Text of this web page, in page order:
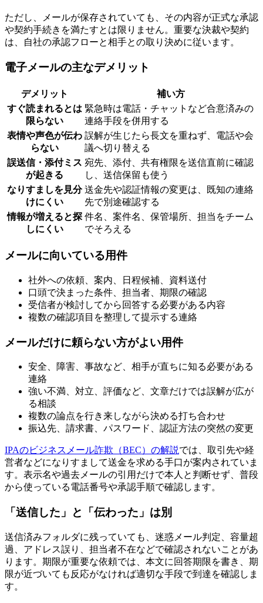
ただし、メールが保存されていても、その内容が正式な承認
や契約手続きを満たすとは限りません。重要な決裁や契約
は、自社の承認フローと相手との取り決めに従います。
電子メールの主なデメリット
デメリット
補い方
すぐ読まれるとは
限らない
緊急時は電話・チャットなど合意済みの
連絡手段を併用する
表情や声色が伝わ
らない
誤解が生じたら長文を重ねず、電話や会
議へ切り替える
誤送信・添付ミス
が起きる
宛先、添付、共有権限を送信直前に確認
し、送信保留も使う
なりすましを見分
けにくい
送金先や認証情報の変更は、既知の連絡
先で別途確認する
情報が増えると探
しにくい
件名、案件名、保管場所、担当をチーム
でそろえる
メールに向いている用件
社外への依頼、案内、日程候補、資料送付
口頭で決まった条件、担当者、期限の確認
受信者が検討してから回答する必要がある内容
複数の確認項目を整理して提示する連絡
メールだけに頼らない方がよい用件
安全、障害、事故など、相手が直ちに知る必要がある
連絡
強い不満、対立、評価など、文章だけでは誤解が広が
る相談
複数の論点を行き来しながら決める打ち合わせ
振込先、請求書、パスワード、認証方法の突然の変更
IPAのビジネスメール詐欺（BEC）の解説では、取引先や経
営者などになりすまして送金を求める手口が案内されていま
す。表示名や過去メールの引用だけで本人と判断せず、普段
から使っている電話番号や承認手順で確認します。
「送信した」と「伝わった」は別
送信済みフォルダに残っていても、迷惑メール判定、容量超
過、アドレス誤り、担当者不在などで確認されないことがあ
ります。期限が重要な依頼では、本文に回答期限を書き、期
限が近づいても反応がなければ適切な手段で到達を確認しま
す。